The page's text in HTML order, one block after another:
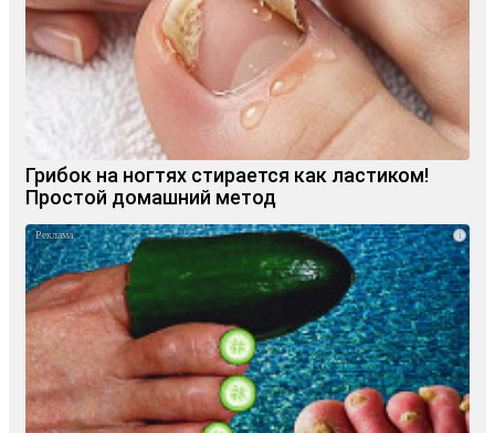
Грибок на ногтях стирается как ластиком!
Простой домашний метод
i